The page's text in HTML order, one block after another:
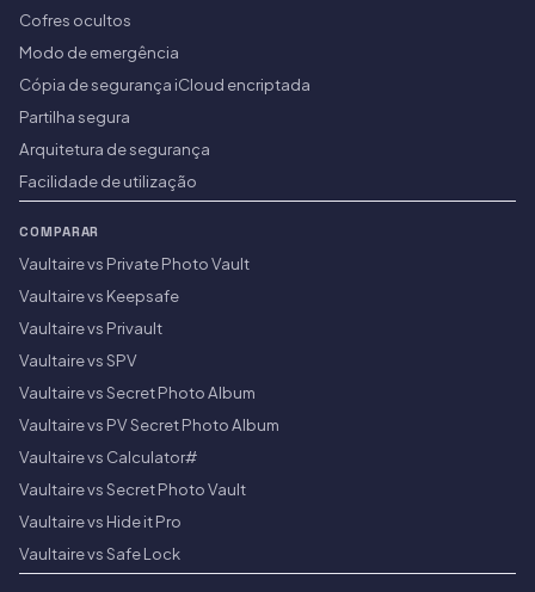
Cofres ocultos
Modo de emergência
Cópia de segurança iCloud encriptada
Partilha segura
Arquitetura de segurança
Facilidade de utilização
COMPARAR
Vaultaire vs Private Photo Vault
Vaultaire vs Keepsafe
Vaultaire vs Privault
Vaultaire vs SPV
Vaultaire vs Secret Photo Album
Vaultaire vs PV Secret Photo Album
Vaultaire vs Calculator#
Vaultaire vs Secret Photo Vault
Vaultaire vs Hide it Pro
Vaultaire vs Safe Lock